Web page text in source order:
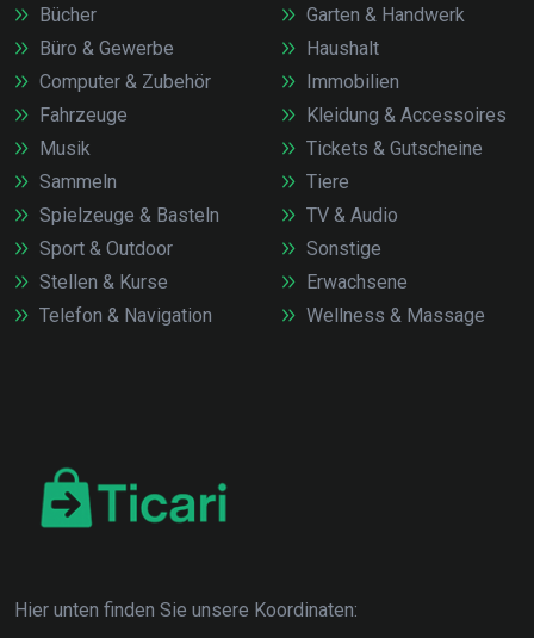
Bücher
Büro & Gewerbe
Computer & Zubehör
Fahrzeuge
Garten & Handwerk
Haushalt
Immobilien
Kleidung & Accessoires
Musik
Sammeln
Spielzeuge & Basteln
Sport & Outdoor
Stellen & Kurse
Telefon & Navigation
Tickets & Gutscheine
Tiere
TV & Audio
Sonstige
Erwachsene
Wellness & Massage
Hier unten finden Sie unsere Koordinaten: